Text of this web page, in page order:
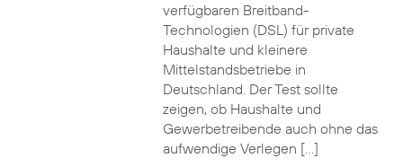
verfügbaren Breitband-
Technologien (DSL) für private
Haushalte und kleinere
Mittelstandsbetriebe in
Deutschland. Der Test sollte
zeigen, ob Haushalte und
Gewerbetreibende auch ohne das
aufwendige Verlegen […]